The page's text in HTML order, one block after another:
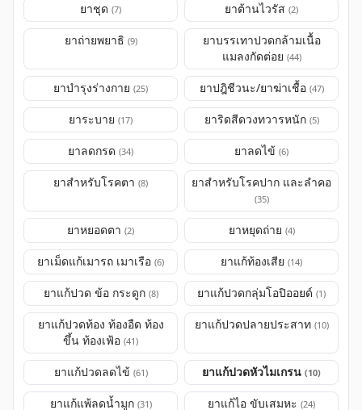
ยาชุด (7) ยาต้านไวรัส (2)
ยาถ่ายพยาธิ (9)
ยาบรรเทาปวดกล้ามเนื้อ
แมลงกัดต่อย (44)
ยาบำรุงร่างกาย (25) ยาปฎิชีวนะ/ยาฆ่าเชื้อ (47)
ยาระบาย (17) ยาริดสีดวงทวารหนัก (5)
ยาลดกรด (34) ยาลดไข้ (6)
ยาสำหรับโรคตา (8) ยาสำหรับโรคปาก และลำคอ
(35)
ยาหยอดตา (2) ยาหยุดถ่าย (4)
ยาเม็ดแก้เมารถ เมาเรือ (6) ยาแก้ท้องเสีย (14)
ยาแก้ปวด ข้อ กระดูก (8) ยาแก้ปวดกลุ่มโอปิออยด์ (1)
ยาแก้ปวดท้อง ท้องอืด ท้อง
ขึ้น ท้องเฟ้อ (41)
ยาแก้ปวดปลายประสาท (10)
ยาแก้ปวดลดไข้ (61) ยาแก้ปวดหัวไมเกรน (10)
ยาแก้แพ้ลดน้ำมูก (31) ยาแก้ไอ ขับเสมหะ (24)